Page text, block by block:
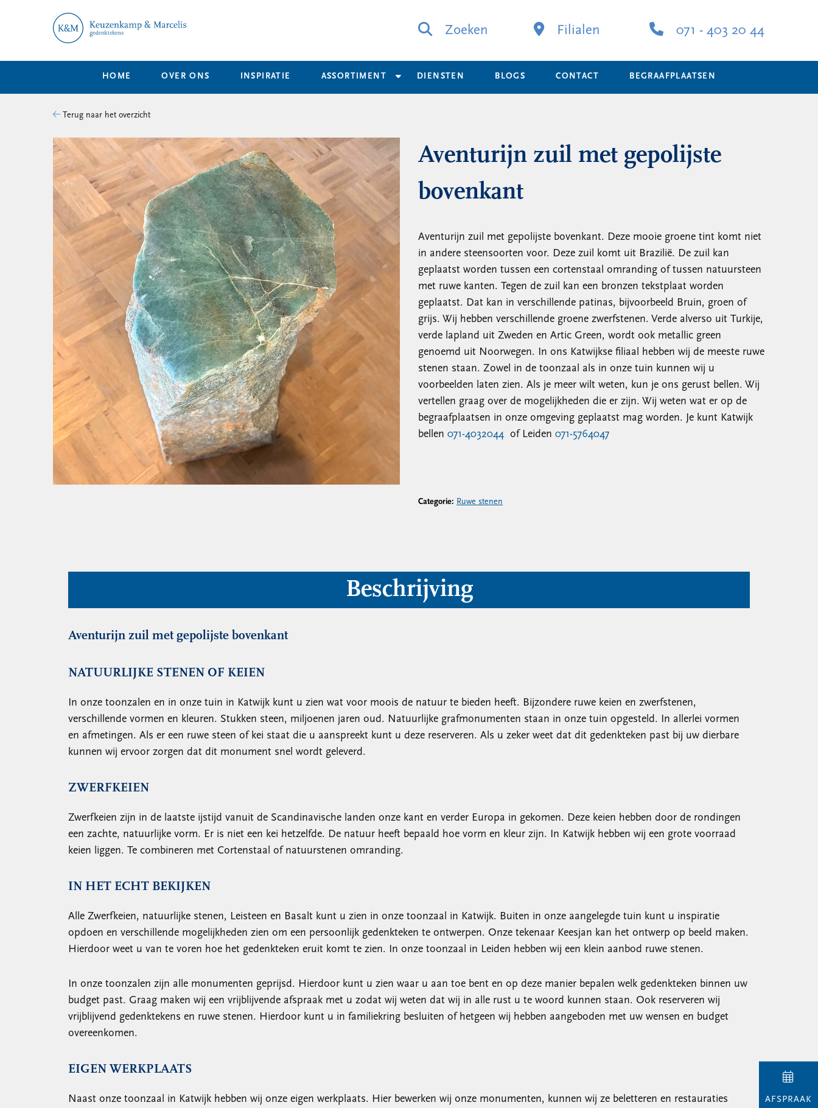
Zoeken Filialen 071 - 403 20 44
HOME OVER ONS INSPIRATIE ASSORTIMENT DIENSTEN BLOGS CONTACT BEGRAAFPLAATSEN
Terug naar het overzicht
Aventurijn zuil met gepolijste
bovenkant
Aventurijn zuil met gepolijste bovenkant. Deze mooie groene tint komt niet
in andere steensoorten voor. Deze zuil komt uit Brazilië. De zuil kan
geplaatst worden tussen een cortenstaal omranding of tussen natuursteen
met ruwe kanten. Tegen de zuil kan een bronzen tekstplaat worden
geplaatst. Dat kan in verschillende patinas, bijvoorbeeld Bruin, groen of
grijs. Wij hebben verschillende groene zwerfstenen. Verde alverso uit Turkije,
verde lapland uit Zweden en Artic Green, wordt ook metallic green
genoemd uit Noorwegen. In ons Katwijkse filiaal hebben wij de meeste ruwe
stenen staan. Zowel in de toonzaal als in onze tuin kunnen wij u
voorbeelden laten zien. Als je meer wilt weten, kun je ons gerust bellen. Wij
vertellen graag over de mogelijkheden die er zijn. Wij weten wat er op de
begraafplaatsen in onze omgeving geplaatst mag worden. Je kunt Katwijk
bellen 071-4032044 of Leiden 071-5764047
Categorie: Ruwe stenen
Beschrijving
Aventurijn zuil met gepolijste bovenkant
NATUURLIJKE STENEN OF KEIEN
In onze toonzalen en in onze tuin in Katwijk kunt u zien wat voor moois de natuur te bieden heeft. Bijzondere ruwe keien en zwerfstenen,
verschillende vormen en kleuren. Stukken steen, miljoenen jaren oud. Natuurlijke grafmonumenten staan in onze tuin opgesteld. In allerlei vormen
en afmetingen. Als er een ruwe steen of kei staat die u aanspreekt kunt u deze reserveren. Als u zeker weet dat dit gedenkteken past bij uw dierbare
kunnen wij ervoor zorgen dat dit monument snel wordt geleverd.
ZWERFKEIEN
Zwerfkeien zijn in de laatste ijstijd vanuit de Scandinavische landen onze kant en verder Europa in gekomen. Deze keien hebben door de rondingen
een zachte, natuurlijke vorm. Er is niet een kei hetzelfde. De natuur heeft bepaald hoe vorm en kleur zijn. In Katwijk hebben wij een grote voorraad
keien liggen. Te combineren met Cortenstaal of natuurstenen omranding.
IN HET ECHT BEKIJKEN
Alle Zwerfkeien, natuurlijke stenen, Leisteen en Basalt kunt u zien in onze toonzaal in Katwijk. Buiten in onze aangelegde tuin kunt u inspiratie
opdoen en verschillende mogelijkheden zien om een persoonlijk gedenkteken te ontwerpen. Onze tekenaar Keesjan kan het ontwerp op beeld maken.
Hierdoor weet u van te voren hoe het gedenkteken eruit komt te zien. In onze toonzaal in Leiden hebben wij een klein aanbod ruwe stenen.
In onze toonzalen zijn alle monumenten geprijsd. Hierdoor kunt u zien waar u aan toe bent en op deze manier bepalen welk gedenkteken binnen uw
budget past. Graag maken wij een vrijblijvende afspraak met u zodat wij weten dat wij in alle rust u te woord kunnen staan. Ook reserveren wij
vrijblijvend gedenktekens en ruwe stenen. Hierdoor kunt u in familiekring besluiten of hetgeen wij hebben aangeboden met uw wensen en budget
overeenkomen.
EIGEN WERKPLAATS
Naast onze toonzaal in Katwijk hebben wij onze eigen werkplaats. Hier bewerken wij onze monumenten, kunnen wij ze beletteren en restauraties
AFSPRAAK